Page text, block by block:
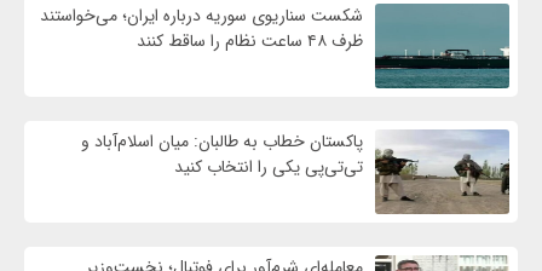
شکست سناریوی سوریه درباره ایران؛ می‌خواستند
ظرف ۴۸ ساعت نظام را ساقط کنند
پاکستان خطاب به طالبان: میان اسلام‌آباد و
تی‌تی‌پی یکی را انتخاب کنید